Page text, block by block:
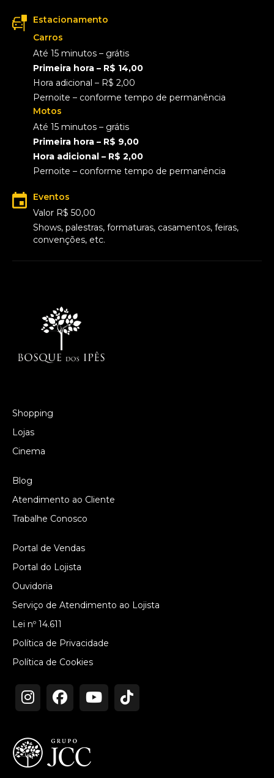
Estacionamento
Carros
Até 15 minutos – grátis
Primeira hora – R$ 14,00
Hora adicional – R$ 2,00
Pernoite – conforme tempo de permanência
Motos
Até 15 minutos – grátis
Primeira hora – R$ 9,00
Hora adicional – R$ 2,00
Pernoite – conforme tempo de permanência
Eventos
Valor R$ 50,00
Shows, palestras, formaturas, casamentos, feiras,
convenções, etc.
Shopping
Lojas
Cinema
Blog
Atendimento ao Cliente
Trabalhe Conosco
Portal de Vendas
Portal do Lojista
Ouvidoria
Serviço de Atendimento ao Lojista
Lei nº 14.611
Política de Privacidade
Política de Cookies